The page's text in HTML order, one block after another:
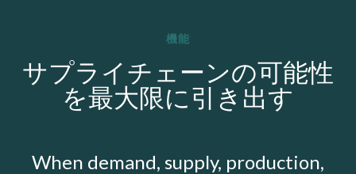
機能
サプライチェーンの可能性
を最大限に引き出す
When demand, supply, production,